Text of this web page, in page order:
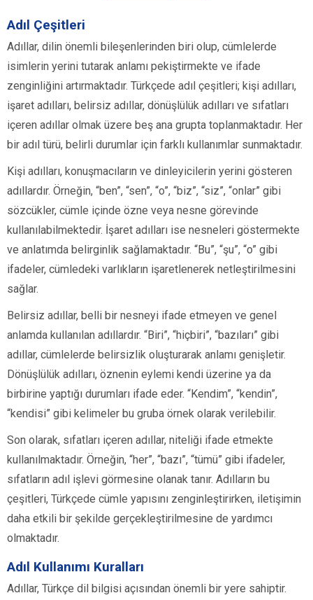
Adıl Çeşitleri
Adıllar, dilin önemli bileşenlerinden biri olup, cümlelerde
isimlerin yerini tutarak anlamı pekiştirmekte ve ifade
zenginliğini artırmaktadır. Türkçede adıl çeşitleri; kişi adılları,
işaret adılları, belirsiz adıllar, dönüşlülük adılları ve sıfatları
içeren adıllar olmak üzere beş ana grupta toplanmaktadır. Her
bir adıl türü, belirli durumlar için farklı kullanımlar sunmaktadır.
Kişi adılları, konuşmacıların ve dinleyicilerin yerini gösteren
adıllardır. Örneğin, “ben”, “sen”, “o”, “biz”, “siz”, “onlar” gibi
sözcükler, cümle içinde özne veya nesne görevinde
kullanılabilmektedir. İşaret adılları ise nesneleri göstermekte
ve anlatımda belirginlik sağlamaktadır. “Bu”, “şu”, “o” gibi
ifadeler, cümledeki varlıkların işaretlenerek netleştirilmesini
sağlar.
Belirsiz adıllar, belli bir nesneyi ifade etmeyen ve genel
anlamda kullanılan adıllardır. “Biri”, “hiçbiri”, “bazıları” gibi
adıllar, cümlelerde belirsizlik oluşturarak anlamı genişletir.
Dönüşlülük adılları, öznenin eylemi kendi üzerine ya da
birbirine yaptığı durumları ifade eder. “Kendim”, “kendin”,
“kendisi” gibi kelimeler bu gruba örnek olarak verilebilir.
Son olarak, sıfatları içeren adıllar, niteliği ifade etmekte
kullanılmaktadır. Örneğin, “her”, “bazı”, “tümü” gibi ifadeler,
sıfatların adıl işlevi görmesine olanak tanır. Adılların bu
çeşitleri, Türkçede cümle yapısını zenginleştirirken, iletişimin
daha etkili bir şekilde gerçekleştirilmesine de yardımcı
olmaktadır.
Adıl Kullanımı Kuralları
Adıllar, Türkçe dil bilgisi açısından önemli bir yere sahiptir.